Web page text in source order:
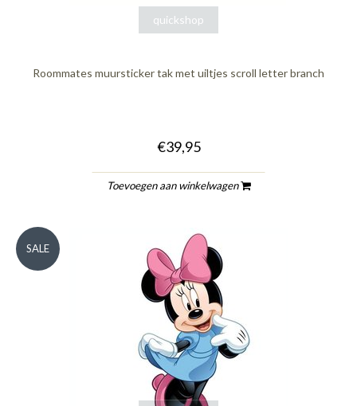
quickshop
Roommates muursticker tak met uiltjes scroll letter branch
€39,95
Toevoegen aan winkelwagen
SALE